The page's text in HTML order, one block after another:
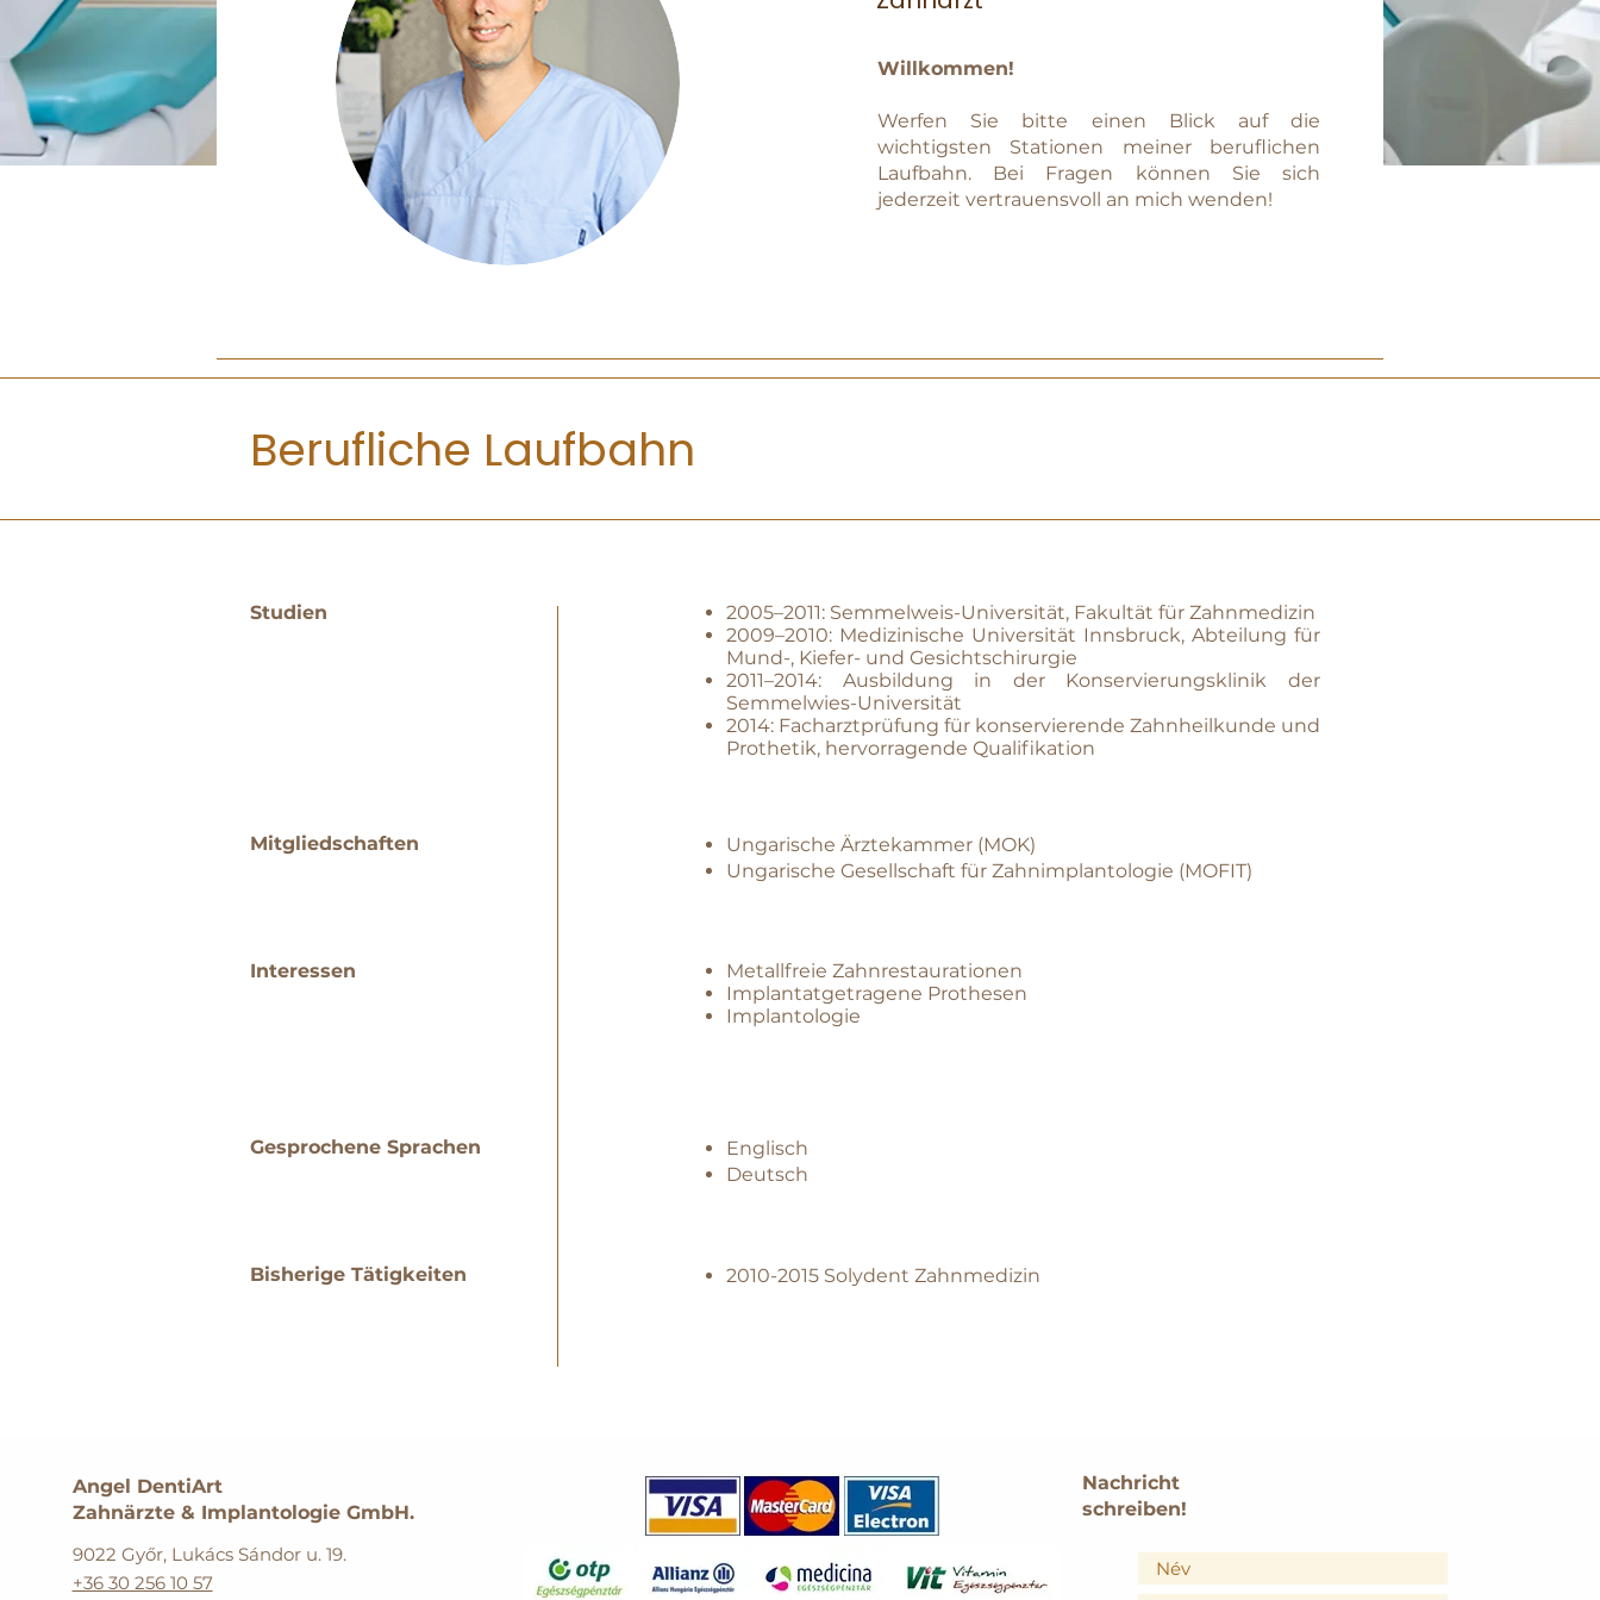
Willkommen!
Werfen Sie bitte einen Blick auf die
wichtigsten Stationen meiner beruflichen
Laufbahn. Bei Fragen können Sie sich
jederzeit vertrauensvoll an mich wenden!
Berufliche Laufbahn
Mitgliedschaften
Ungarische Ärztekammer (MOK)
Ungarische Gesellschaft für Zahnimplantologie (MOFIT)
Studien
2005–2011: Semmelweis-Universität, Fakultät für Zahnmedizin
2009–2010: Medizinische Universität Innsbruck, Abteilung für
Mund-, Kiefer- und Gesichtschirurgie
2011–2014: Ausbildung in der Konservierungsklinik der
Semmelwies-Universität
2014: Facharztprüfung für konservierende Zahnheilkunde und
Prothetik, hervorragende Qualifikation
Interessen
Metallfreie Zahnrestaurationen
Implantatgetragene Prothesen
Implantologie
Gesprochene Sprachen
Englisch
Deutsch
Bisherige Tätigkeiten 2010-2015 Solydent Zahnmedizin
Angel DentiArt
Zahnärzte & Implantologie GmbH.
9022 Győr, Lukács Sándor u. 19.
+36 30 256 10 57
Nachricht
schreiben!